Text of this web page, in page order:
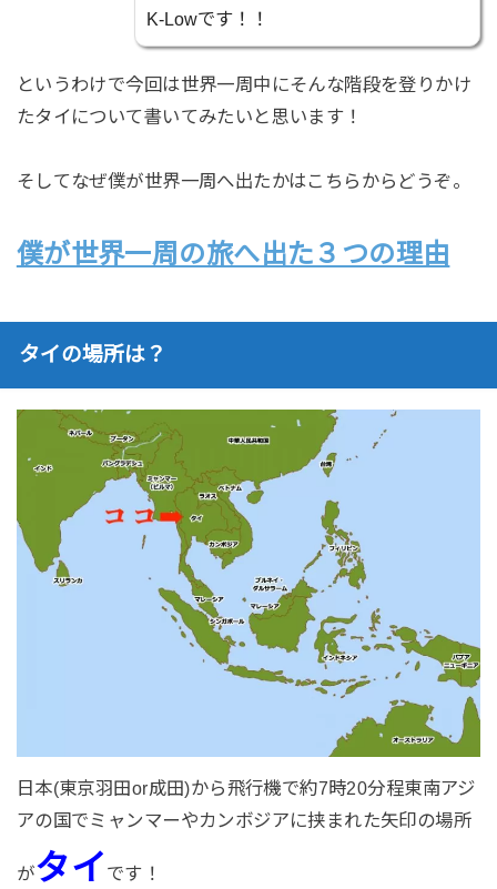
K-Lowです！！
というわけで今回は世界一周中にそんな階段を登りかけ
たタイについて書いてみたいと思います！
そしてなぜ僕が世界一周へ出たかはこちらからどうぞ。
僕が世界一周の旅へ出た３つの理由
タイの場所は？
日本(東京羽田or成田)から飛行機で約7時20分程東南アジ
アの国でミャンマーやカンボジアに挟まれた矢印の場所
がタイ です！